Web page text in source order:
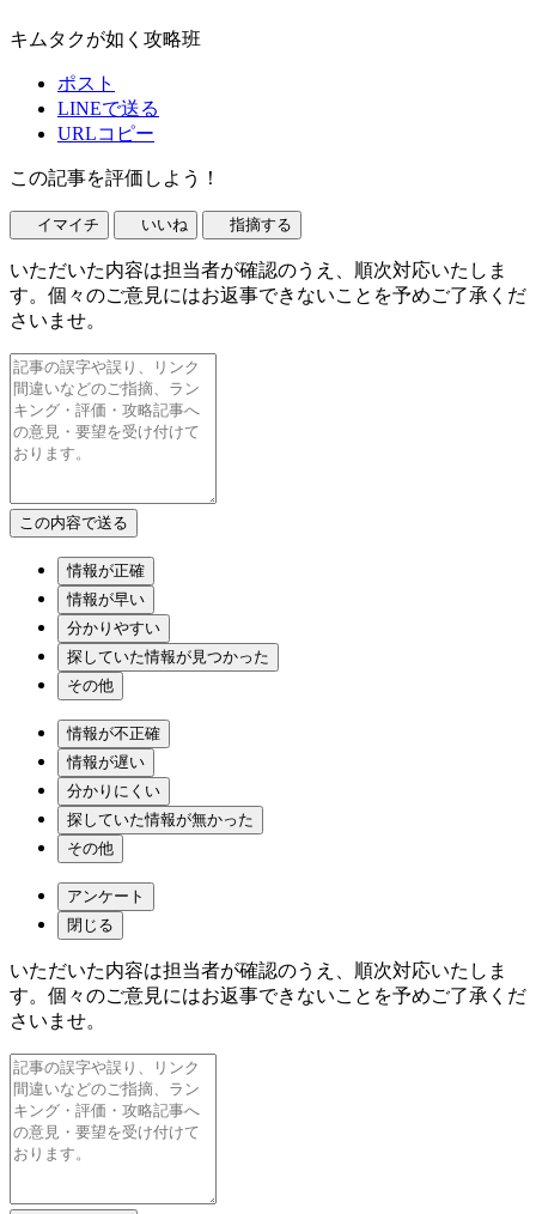
キムタクが如く攻略班
ポスト
LINEで送る
URLコピー
この記事を評価しよう！
イマイチ いいね 指摘する
いただいた内容は担当者が確認のうえ、順次対応いたしま
す。個々のご意見にはお返事できないことを予めご了承くだ
さいませ。
情報が正確
情報が早い
分かりやすい
探していた情報が見つかった
その他
情報が不正確
情報が遅い
分かりにくい
探していた情報が無かった
その他
アンケート
閉じる
いただいた内容は担当者が確認のうえ、順次対応いたしま
す。個々のご意見にはお返事できないことを予めご了承くだ
さいませ。